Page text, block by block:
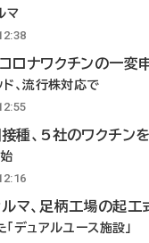
マ
ロナワクチンの一変
ド、流行株対応で
種、5社のワクチン
マ、足柄工場の起工
デュアルユース施設」